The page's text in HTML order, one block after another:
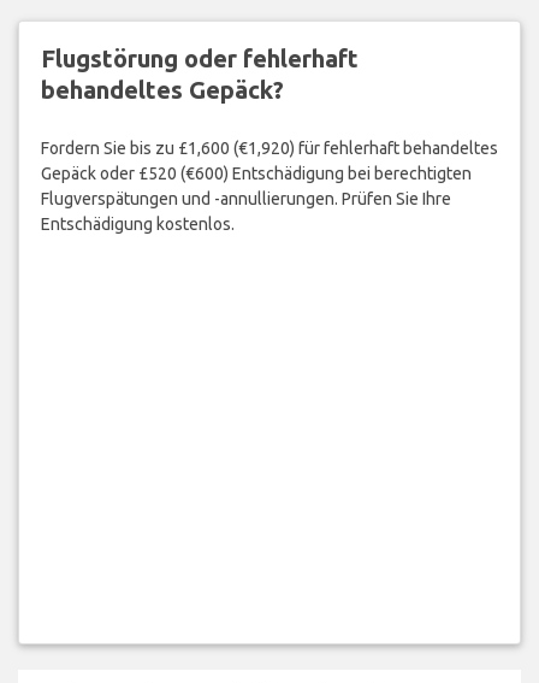
Flugstörung oder fehlerhaft
behandeltes Gepäck?
Fordern Sie bis zu £1,600 (€1,920) für fehlerhaft behandeltes
Gepäck oder £520 (€600) Entschädigung bei berechtigten
Flugverspätungen und -annullierungen. Prüfen Sie Ihre
Entschädigung kostenlos.